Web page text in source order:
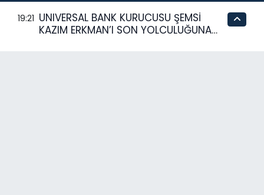
19:21 UNIVERSAL BANK KURUCUSU ŞEMSİ
KAZIM ERKMAN’I SON YOLCULUĞUNA